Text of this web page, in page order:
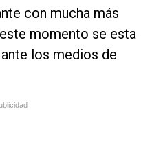
con mucha más
momento se esta
los medios de